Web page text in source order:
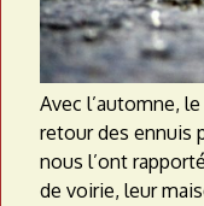
Avec l’automne,
retour des ennuis
nous l’ont
de voirie, leur